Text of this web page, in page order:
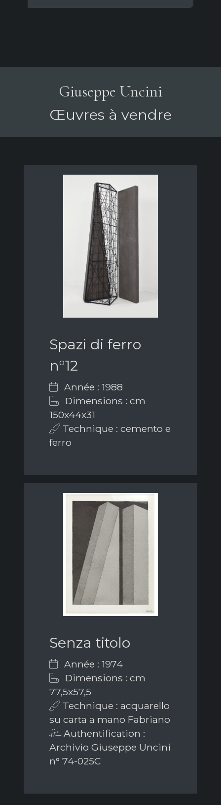
Giuseppe Uncini
Œuvres à vendre
Spazi di ferro
n°12
Année : 1988
Dimensions : cm
150x44x31
Technique : cemento e
ferro
Senza titolo
Année : 1974
Dimensions : cm
77,5x57,5
Technique : acquarello
su carta a mano Fabriano
Authentification :
Archivio Giuseppe Uncini
n° 74-025C